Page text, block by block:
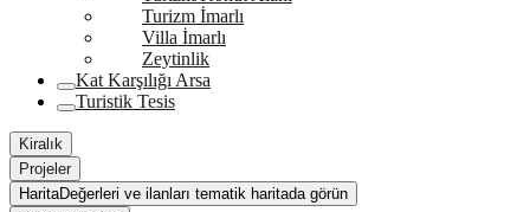
Turizm İmarlı
Villa İmarlı
Zeytinlik
Kat Karşılığı Arsa
Turistik Tesis
Kiralık
Projeler
HaritaDeğerleri ve ilanları tematik haritada görün